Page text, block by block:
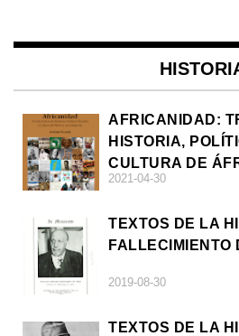
AFRICANIDAD:
HISTORIA,
CULTURA DE
DIÁSPORAS
2021-04-30
TEXTOS DE LA
FALLECIMIENTO
2019-08-30
TEXTOS DE LA